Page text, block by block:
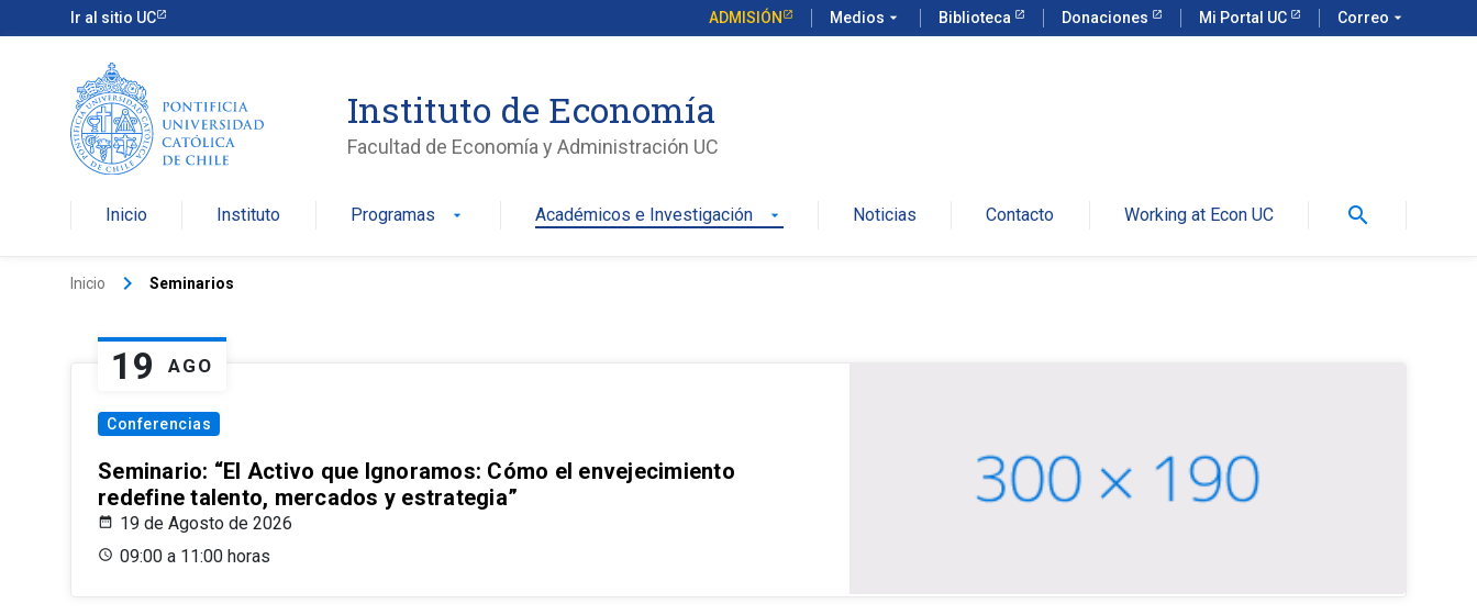
Ir al sitio UC ADMISIÓN Medios arrow_drop_down Biblioteca Donaciones Mi Portal UC Correo arrow_drop_down
Instituto de Economía
Facultad de Economía y Administración UC
Inicio Instituto Programas arrow_drop_down Académicos e Investigación arrow_drop_down Noticias Contacto Working at Econ UC search
Inicio keyboard_arrow_right Seminarios
19 AGO
Conferencias
Seminario: “El Activo que Ignoramos: Cómo el envejecimiento
redefine talento, mercados y estrategia”
19 de Agosto de 2026
09:00 a 11:00 horas